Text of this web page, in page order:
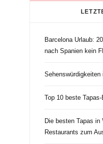
Barcelona Urlaub:
nach Spanien kein
Sehenswürdigkeiten
Top 10 beste
Die besten Tapas in
Restaurants zum